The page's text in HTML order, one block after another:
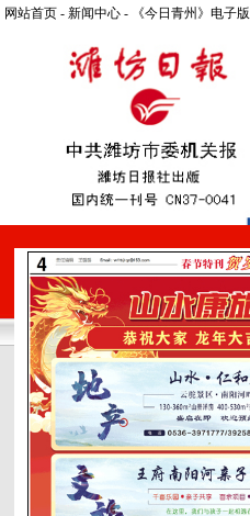
网站首页 - 新闻中心 - 《今日青州》电子版